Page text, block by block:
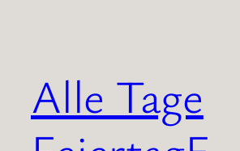
Alle Tage